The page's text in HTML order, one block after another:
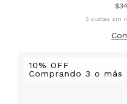
3 cuotas sin
10% OFF
Comprando 3 o más